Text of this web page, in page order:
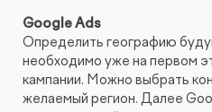
Google Ads
Определить географию
необходимо уже на первом
кампании. Можно выбрать
желаемый регион. Далее